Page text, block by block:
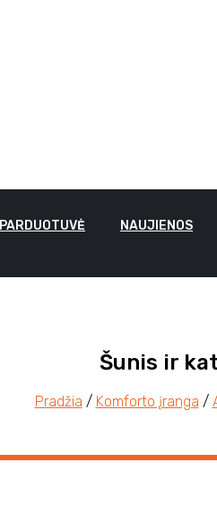
PARDUOTUVĖ NAUJIENOS
Šunis ir
Pradžia / Komforto įranga /